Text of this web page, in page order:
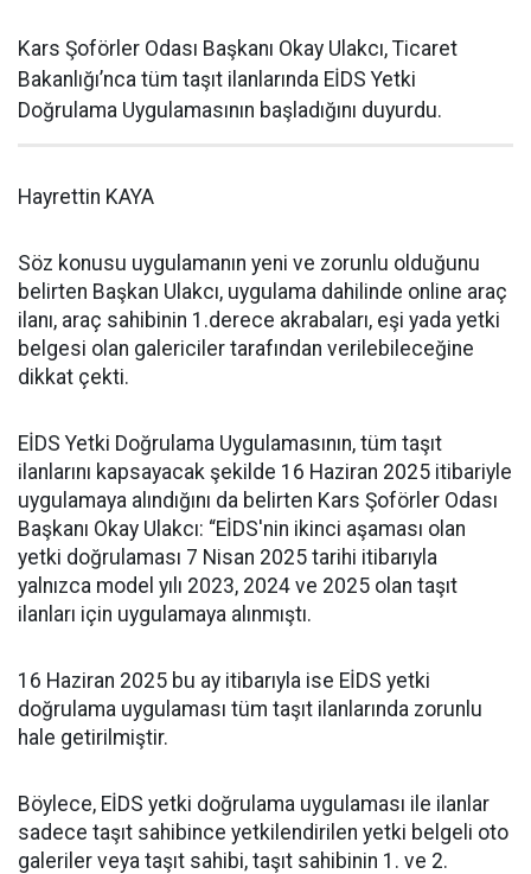
Kars Şoförler Odası Başkanı Okay Ulakcı, Ticaret
Bakanlığı’nca tüm taşıt ilanlarında EİDS Yetki
Doğrulama Uygulamasının başladığını duyurdu.
Hayrettin KAYA
Söz konusu uygulamanın yeni ve zorunlu olduğunu
belirten Başkan Ulakcı, uygulama dahilinde online araç
ilanı, araç sahibinin 1.derece akrabaları, eşi yada yetki
belgesi olan galericiler tarafından verilebileceğine
dikkat çekti.
EİDS Yetki Doğrulama Uygulamasının, tüm taşıt
ilanlarını kapsayacak şekilde 16 Haziran 2025 itibariyle
uygulamaya alındığını da belirten Kars Şoförler Odası
Başkanı Okay Ulakcı: “EİDS'nin ikinci aşaması olan
yetki doğrulaması 7 Nisan 2025 tarihi itibarıyla
yalnızca model yılı 2023, 2024 ve 2025 olan taşıt
ilanları için uygulamaya alınmıştı.
16 Haziran 2025 bu ay itibarıyla ise EİDS yetki
doğrulama uygulaması tüm taşıt ilanlarında zorunlu
hale getirilmiştir.
Böylece, EİDS yetki doğrulama uygulaması ile ilanlar
sadece taşıt sahibince yetkilendirilen yetki belgeli oto
galeriler veya taşıt sahibi, taşıt sahibinin 1. ve 2.